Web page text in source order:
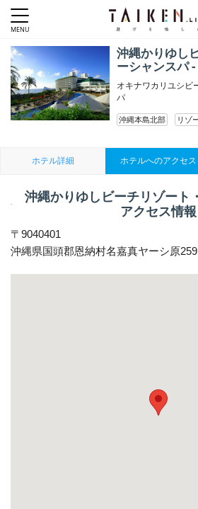
沖縄かりゆし
ーシャンスパ
オキナワカリユシビ
パ
沖縄本島北部 リゾ
ホテル詳細 ホテルへのアクセス
沖縄かりゆしビーチリゾート
アクセス情報
〒9040401
沖縄県国頭郡恩納村名嘉真ヤーシ原